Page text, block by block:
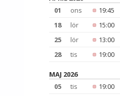
01
ons 19:45
18
lör 15:00
25
lör 13:00
28
tis 19:00
MAJ 2026
05
tis 19:00